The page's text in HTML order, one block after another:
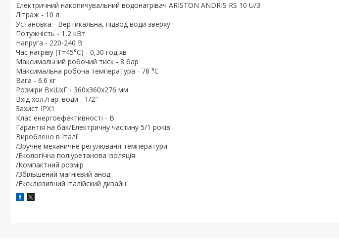
Електричний накопичувальний водонагрівач ARISTON ANDRIS RS 10 U/3
Літраж - 10 л
Установка - Вертикальна, підвод води зверху
Потужність - 1,2 кВт
Напруга - 220-240 В
Час нагріву (Т=45°С) - 0,30 год,хв
Максимальний робочий тиск - 8 бар
Максимальна робоча температура - 78 °С
Вага - 6.6 кг
Розміри ВхШхГ - 360х360х276 мм
Вхід хол./гар. води - 1/2″
Захист IPX1
Клас енергоефективності - В
Гарантія на бак/Електричну частину 5/1 років
Вироблено в Італії
/Зручне механичне регулюваня температури
/Екологічна поліуретанова ізоляція
/Компактний розмір
/Збільшений магнієвий анод
/Ексклюзивний італійский дизайн